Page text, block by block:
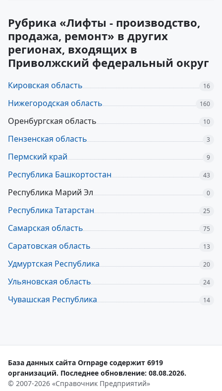
Рубрика «Лифты - производство,
продажа, ремонт» в других
регионах, входящих в
Приволжский федеральный округ
Кировская область 16
Нижегородская область 160
Оренбургская область 10
Пензенская область 3
Пермский край 9
Республика Башкортостан 43
Республика Марий Эл 0
Республика Татарстан 25
Самарская область 75
Саратовская область 13
Удмуртская Республика 20
Ульяновская область 24
Чувашская Республика 14
База данных сайта Ornpage содержит 6919
организаций. Последнее обновление: 08.08.2026.
© 2007-2026 «Справочник Предприятий»